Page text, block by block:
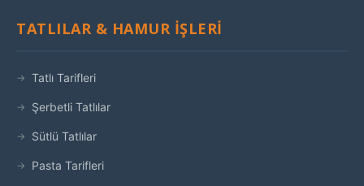
TATLILAR & HAMUR İŞLERI
Tatlı Tarifleri
Şerbetli Tatlılar
Sütlü Tatlılar
Pasta Tarifleri